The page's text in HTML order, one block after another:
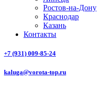
Ростов-на-Дону
Краснодар
Казань
Контакты
+7 (931) 009-85-24
kaluga@vorota-top.ru